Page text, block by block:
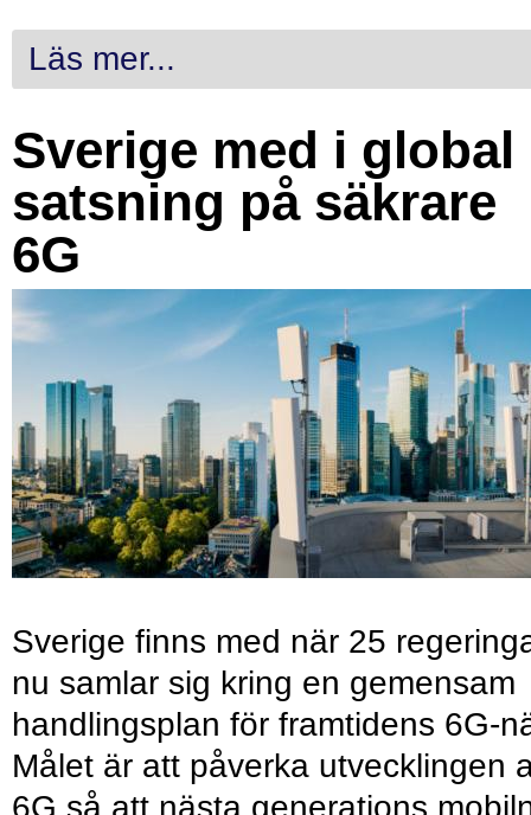
Läs mer...
Sverige med i global
satsning på säkrare
6G
Sverige finns med när 25
nu samlar sig kring en gemensam
handlingsplan för framtidens 6G-
Målet är att påverka utvecklingen